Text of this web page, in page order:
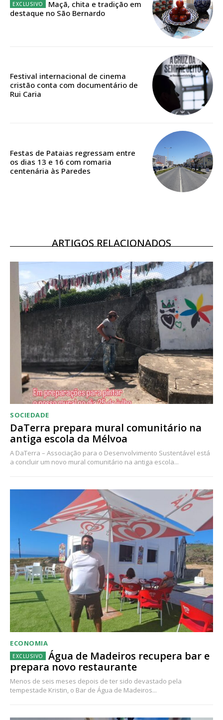
Edição em papel entregue à Quinta-feira em sua
Acesso aos conteúdos Exclusivos para
assinantes
ASSINATURA
Acesso ao conteúdo online
Acesso aos conteúdos Exclusivos para
assinantes
Ofertas para assinatura anual
Escolha o plano
Maçã, chita e tradição em
destaque no São Bernardo
Festival internacional de cinema
cristão conta com documentário de
Rui Caria
Festas de Pataias regressam entre
os dias 13 e 16 com romaria
centenária às Paredes
ARTIGOS RELACIONADOS
SOCIEDADE
DaTerra prepara mural comunitário na
antiga escola da Mélvoa
A DaTerra – Associação para o Desenvolvimento Sustentável está
a concluir um novo mural comunitário na antiga escola...
ECONOMIA
Água de Madeiros recupera bar e
prepara novo restaurante
Menos de seis meses depois de ter sido devastado pela
tempestade Kristin, o Bar de Água de Madeiros...